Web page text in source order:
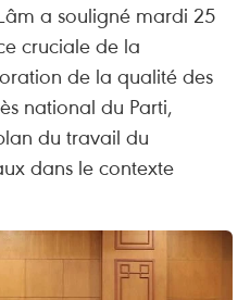
a souligné mardi 25
cruciale de la
de la qualité des
national du Parti,
du travail du
dans le contexte